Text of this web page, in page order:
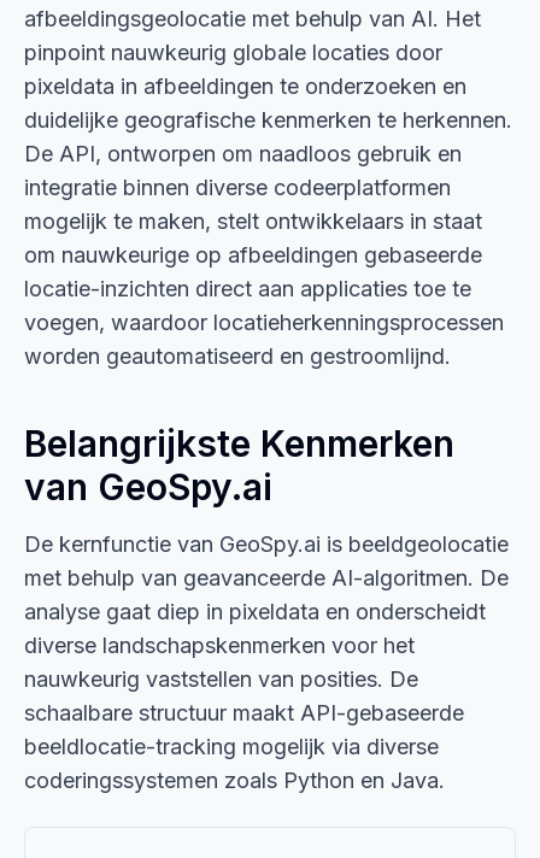
afbeeldingsgeolocatie met behulp van AI. Het
pinpoint nauwkeurig globale locaties door
pixeldata in afbeeldingen te onderzoeken en
duidelijke geografische kenmerken te herkennen.
De API, ontworpen om naadloos gebruik en
integratie binnen diverse codeerplatformen
mogelijk te maken, stelt ontwikkelaars in staat
om nauwkeurige op afbeeldingen gebaseerde
locatie-inzichten direct aan applicaties toe te
voegen, waardoor locatieherkenningsprocessen
worden geautomatiseerd en gestroomlijnd.
Belangrijkste Kenmerken
van GeoSpy.ai
De kernfunctie van GeoSpy.ai is beeldgeolocatie
met behulp van geavanceerde AI-algoritmen. De
analyse gaat diep in pixeldata en onderscheidt
diverse landschapskenmerken voor het
nauwkeurig vaststellen van posities. De
schaalbare structuur maakt API-gebaseerde
beeldlocatie-tracking mogelijk via diverse
coderingssystemen zoals Python en Java.